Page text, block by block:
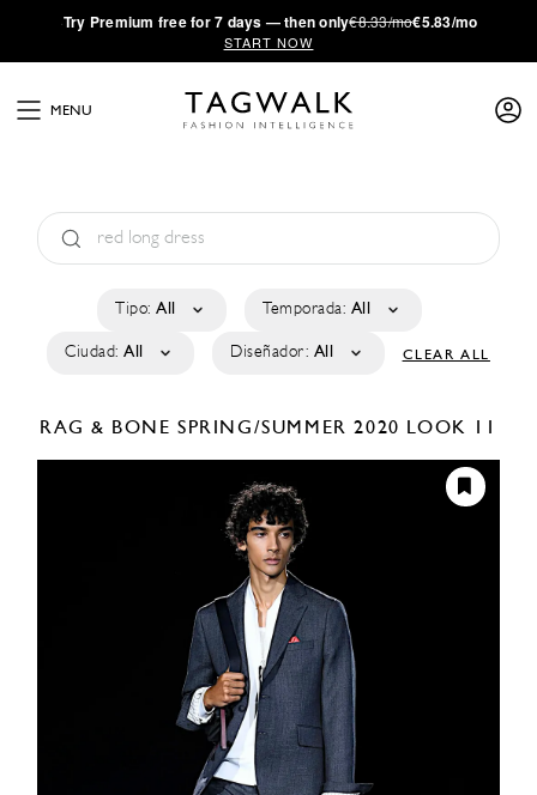
·Try Premium free for 7 days — then only€8.33/mo€5.83/mo
START NOW
MENU
Tipo: All Temporada: All
Ciudad: All Diseñador: All CLEAR ALL
RAG & BONE SPRING/SUMMER 2020 LOOK 11